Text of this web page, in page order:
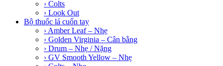
› Colts
› Look Out
Bộ thuốc lá cuốn tay
› Amber Leaf – Nhẹ
› Golden Virginia – Cân bằng
› Drum – Nhẹ / Nặng
› GV Smooth Yellow – Nhẹ